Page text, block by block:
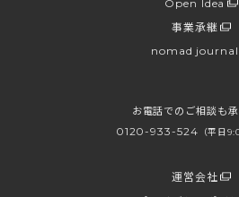
Open Idea
事業承継
nomad journal
お電話でのご相談も
0120-933-524 （平日
運営会社